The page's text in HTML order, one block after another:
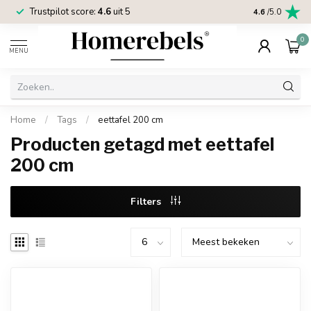
Trustpilot score: 4.6uit 5 2 jaar
4.6 /5.0
MENU
0
Home / Tags / eettafel 200 cm
Producten getagd met eettafel
200 cm
Filters